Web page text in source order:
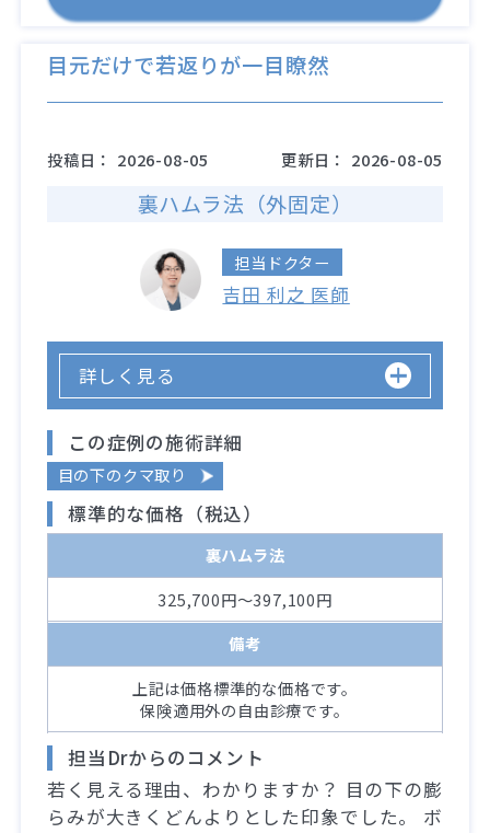
目元だけで若返りが一目瞭然
投稿日： 2026-08-05 更新日： 2026-08-05
裏ハムラ法（外固定）
担当ドクター
吉田 利之 医師
詳しく見る
この症例の施術詳細
目の下のクマ取り
標準的な価格（税込）
裏ハムラ法
325,700円～397,100円
備考
上記は価格標準的な価格です。
保険適用外の自由診療です。
担当Drからのコメント
若く見える理由、わかりますか？ 目の下の膨
らみが大きくどんよりとした印象でした。 ボ